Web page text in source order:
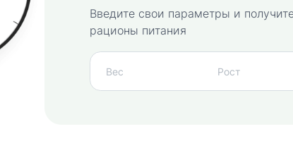
Введите свои параметры и
рационы питания